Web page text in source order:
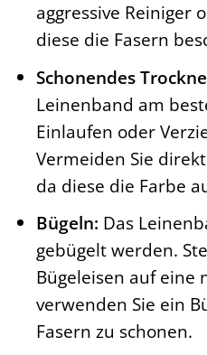
aggressive Reiniger
diese die Fasern
Schonendes
Leinenband am
Einlaufen oder
Vermeiden Sie
da diese die Farbe
Bügeln: Das
gebügelt werden.
Bügeleisen auf eine
verwenden Sie ein
Fasern zu schonen.